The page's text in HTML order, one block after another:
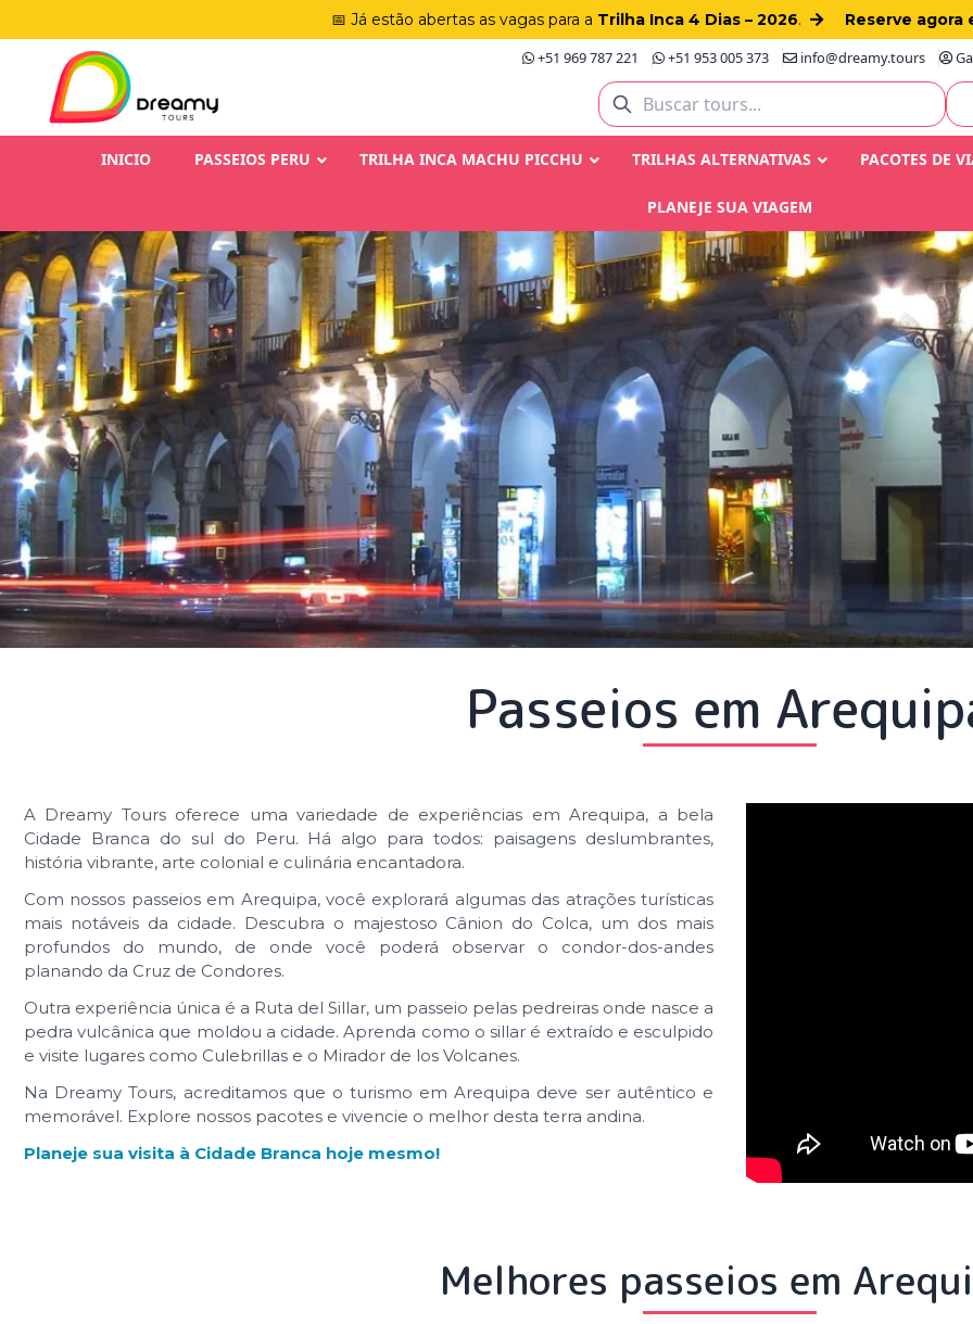
📅 Já estão abertas as vagas para a Trilha Inca 4 Dias – 2026.
Reserve agora
+51 969 787 221
+51 953 005 373 info@dreamy.tours
INICIO PASSEIOS PERU TRILHA INCA MACHU PICCHU TRILHAS ALTERNATIVAS PACOTES DE
PLANEJE SUA VIAGEM
Passeios em
A Dreamy Tours oferece uma variedade de experiências em Arequipa, a bela
Cidade Branca do sul do Peru. Há algo para todos: paisagens deslumbrantes,
história vibrante, arte colonial e culinária encantadora.
Com nossos passeios em Arequipa, você explorará algumas das atrações turísticas
mais notáveis da cidade. Descubra o majestoso Cânion do Colca, um dos mais
profundos do mundo, de onde você poderá observar o condor-dos-andes
planando da Cruz de Condores.
Outra experiência única é a Ruta del Sillar, um passeio pelas pedreiras onde nasce a
pedra vulcânica que moldou a cidade. Aprenda como o sillar é extraído e esculpido
e visite lugares como Culebrillas e o Mirador de los Volcanes.
Na Dreamy Tours, acreditamos que o turismo em Arequipa deve ser autêntico e
memorável. Explore nossos pacotes e vivencie o melhor desta terra andina.
Planeje sua visita à Cidade Branca hoje mesmo!
Melhores passeios em